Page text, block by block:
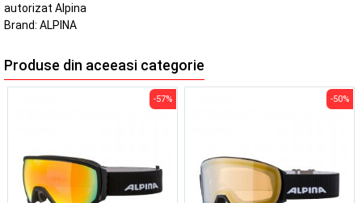
autorizat Alpina
Brand: ALPINA
Produse din aceeasi categorie
-57% -50%